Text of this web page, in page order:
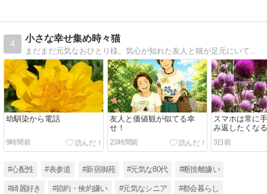
4
小さな幸せ集め時々猫
まだまだ元気なおひとり様。気心が知れた友人と猫が足元にいてビールがあれば幸せ。
幼馴染から電話
9時間前
友人と価値観が似てる幸
せ！
23時間前
スマホは常に
み返したくな
3日前
#心配性 #表参道 #新宿御苑 #元気な80代 #断捨離嫌い
#綺麗好き #節約・倹約嫌い #元気なシニア #都会暮らし